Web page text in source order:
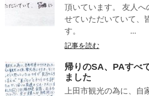
頂いています。 友人へ
せていただいていて、
す。 ...
記事を読む
帰りのSA、PAすべ
ました
上田市観光の為に、自